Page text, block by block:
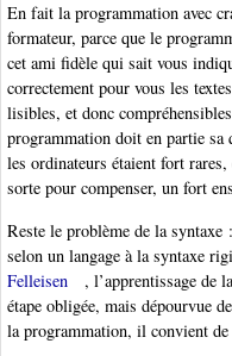
En fait la programmation avec
formateur, parce que le
cet ami fidèle qui sait vous
correctement pour vous les
lisibles, et donc
programmation doit en partie
les ordinateurs étaient fort
sorte pour compenser, un fort
Reste le problème de la
selon un langage à la syntaxe
Felleisen
, l’apprentissage de
étape obligée, mais dépourvue
la programmation, il convient